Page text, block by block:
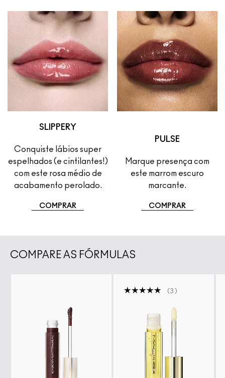
SLIPPERY
Conquiste lábios super
espelhados (e cintilantes!)
com este rosa médio de
acabamento perolado.
COMPRAR
PULSE
Marque presença com
este marrom escuro
marcante.
COMPRAR
COMPARE AS FÓRMULAS
3